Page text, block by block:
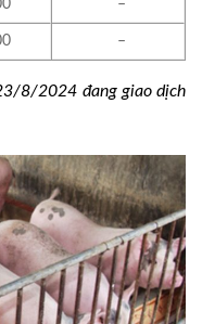
–
–
8/2024 đang giao dịch